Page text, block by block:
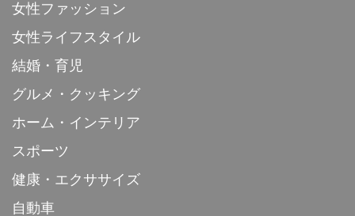
女性ファッション
女性ライフスタイル
結婚・育児
グルメ・クッキング
ホーム・インテリア
スポーツ
健康・エクササイズ
自動車